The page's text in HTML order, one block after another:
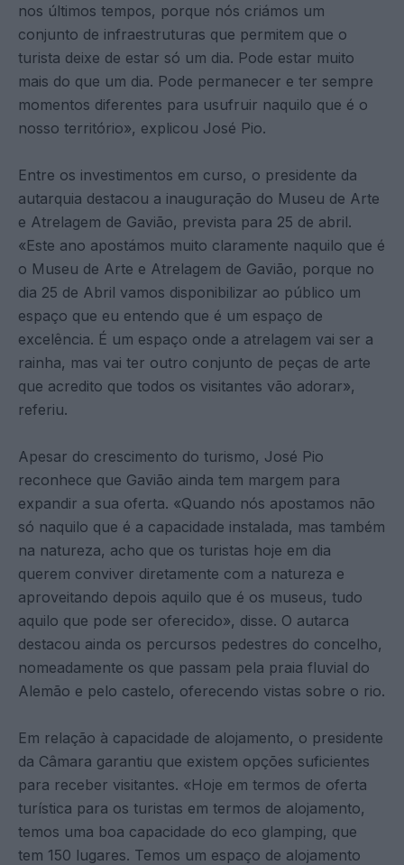
nos últimos tempos, porque nós criámos um
conjunto de infraestruturas que permitem que o
turista deixe de estar só um dia. Pode estar muito
mais do que um dia. Pode permanecer e ter sempre
momentos diferentes para usufruir naquilo que é o
nosso território», explicou José Pio.
Entre os investimentos em curso, o presidente da
autarquia destacou a inauguração do Museu de Arte
e Atrelagem de Gavião, prevista para 25 de abril.
«Este ano apostámos muito claramente naquilo que é
o Museu de Arte e Atrelagem de Gavião, porque no
dia 25 de Abril vamos disponibilizar ao público um
espaço que eu entendo que é um espaço de
excelência. É um espaço onde a atrelagem vai ser a
rainha, mas vai ter outro conjunto de peças de arte
que acredito que todos os visitantes vão adorar»,
referiu.
Apesar do crescimento do turismo, José Pio
reconhece que Gavião ainda tem margem para
expandir a sua oferta. «Quando nós apostamos não
só naquilo que é a capacidade instalada, mas também
na natureza, acho que os turistas hoje em dia
querem conviver diretamente com a natureza e
aproveitando depois aquilo que é os museus, tudo
aquilo que pode ser oferecido», disse. O autarca
destacou ainda os percursos pedestres do concelho,
nomeadamente os que passam pela praia fluvial do
Alemão e pelo castelo, oferecendo vistas sobre o rio.
Em relação à capacidade de alojamento, o presidente
da Câmara garantiu que existem opções suficientes
para receber visitantes. «Hoje em termos de oferta
turística para os turistas em termos de alojamento,
temos uma boa capacidade do eco glamping, que
tem 150 lugares. Temos um espaço de alojamento